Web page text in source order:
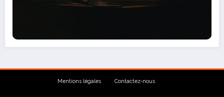
Mentions légales Contactez-nous